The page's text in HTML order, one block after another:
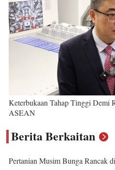
Keterbukaan Tahap Tinggi Demi
ASEAN
Berita Berkaitan
Pertanian Musim Bunga Rancak